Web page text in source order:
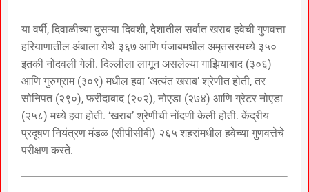
या वर्षी, दिवाळीच्या दुसऱ्या दिवशी, देशातील सर्वात खराब हवेची गुणवत्ता
हरियाणातील अंबाला येथे ३६७ आणि पंजाबमधील अमृतसरमध्ये ३५०
इतकी नोंदवली गेली. दिल्लीला लागून असलेल्या गाझियाबाद (३०६)
आणि गुरुग्राम (३०९) मधील हवा ‘अत्यंत खराब’ श्रेणीत होती, तर
सोनिपत (२९०), फरीदाबाद (२०२), नोएडा (२७४) आणि ग्रेटर नोएडा
(२५८) मध्ये हवा होती. ‘खराब’ श्रेणीची नोंदणी केली होती. केंद्रीय
प्रदूषण नियंत्रण मंडळ (सीपीसीबी) २६५ शहरांमधील हवेच्या गुणवत्तेचे
परीक्षण करते.